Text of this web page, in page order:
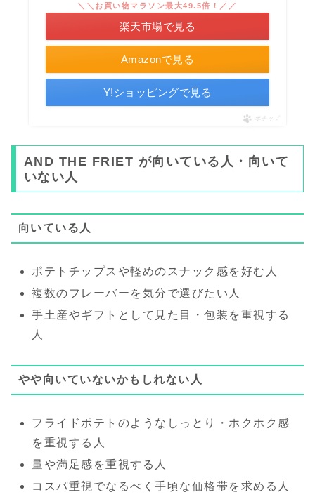
Amazonで見る
＼＼お買い物マラソン最大49.5倍！／／
楽天市場で見る
Y!ショッピングで見る
ポチップ
AND THE FRIET が向いている人・向いて
いない人
向いている人
ポテトチップスや軽めのスナック感を好む人
複数のフレーバーを気分で選びたい人
手土産やギフトとして見た目・包装を重視する
人
やや向いていないかもしれない人
フライドポテトのようなしっとり・ホクホク感
を重視する人
量や満足感を重視する人
コスパ重視でなるべく手頃な価格帯を求める人